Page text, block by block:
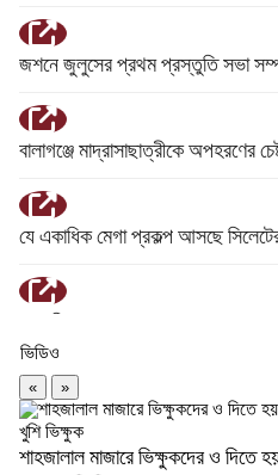
দেড় মাসের মধ্যে সর্বোচ্চে স্বর্ণের দাম
রোমে লেবানন-ইসরাইল সপ্তম দফার
আবারও লন্ডন যাচ্ছেন ইলিয়াস: রোজিনা
জশনে জুলুসের প্রথম প্রস্তুতি সভা
বালাগঞ্জে মাদ্রাসাছাত্রীকে অপহরণের
যে একাধিক মেগা প্রকল্প আসছে
ইউনিয়ন তালামীযের উদ্যোগে ছাদিস
ভিডিও
« »
শাহজালাল মাজারে ভিক্ষুকদের ও দিতে